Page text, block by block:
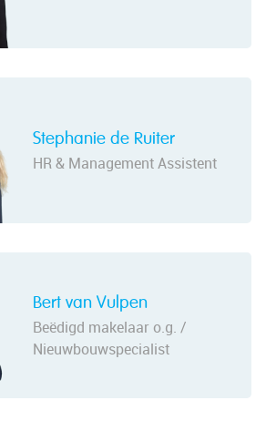
Stephanie de Ruiter
HR & Management Assistent
Bert van Vulpen
Beëdigd makelaar o.g. /
Nieuwbouwspecialist